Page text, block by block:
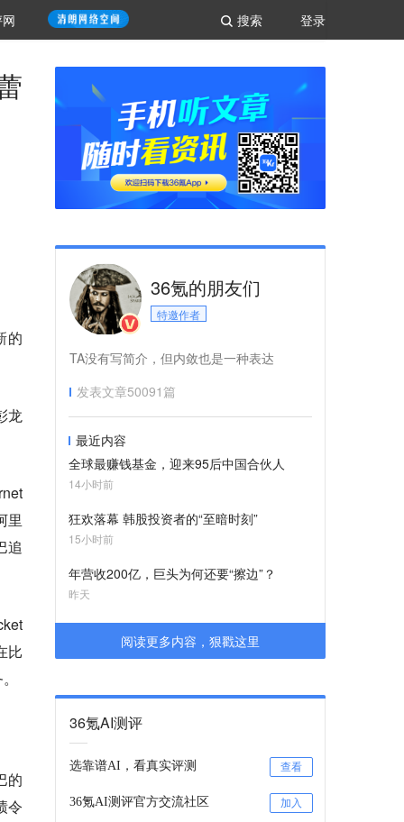
登录
搜索
的
龙
里
追
比
的
令
36氪的朋友们
特邀作者
TA没有写简介，但内敛也是一种表达
发表文章50091篇
最近内容
全球最赚钱基金，迎来95后中国合伙人
14小时前
狂欢落幕 韩股投资者的“至暗时刻”
15小时前
年营收200亿，巨头为何还要“擦边”？
昨天
阅读更多内容，狠戳这里
36氪AI测评
选靠谱AI，看真实评测 查看
36氪AI测评官方交流社区 加入